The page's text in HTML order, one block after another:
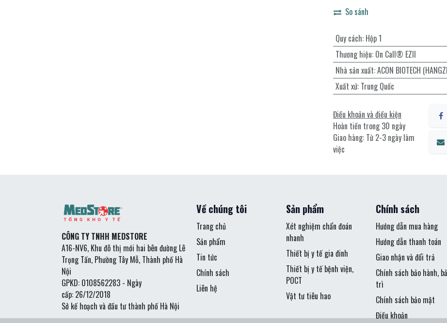
So sánh
Quy cách: Hộp 1
Thương hiệu: On Call® EZII
Nhà sản xuất:ACON BIOTECH
Xuất xứ: Trung Quốc
Điều khoản và điều kiện
Hoàn tiền trong 30 ngày
Giao hàng: Từ 2-3 ngày làm
việc
Chính sách
Hướng dẫn mua hàng
Hướng dẫn thanh toán
Giao nhận và đổi trả
Chính sách bảo hành,
trì
Chính sách bảo mật
Điều khoản
CÔNG TY TNHH MEDSTORE
A16-NV6, Khu đô thị mới hai bên đường Lê
Trọng Tấn, Phường Tây Mỗ, Thành phố Hà
Nội
GPKD: 0108562283 - Ngày
cấp: 26/12/2018
Sở kế hoạch và đầu tư thành phố Hà Nội
Về chúng tôi
Trang chủ
Sản phẩm
Tin tức
Chính sách
Liên hệ
Sản phẩm
Xét nghiệm chẩn đoán
nhanh
Thiết bị y tế gia đinh
Thiết bị y tế bệnh viện,
POCT
Vật tư tiêu hao